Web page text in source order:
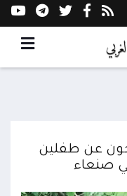
عن طفلين
صنعاء